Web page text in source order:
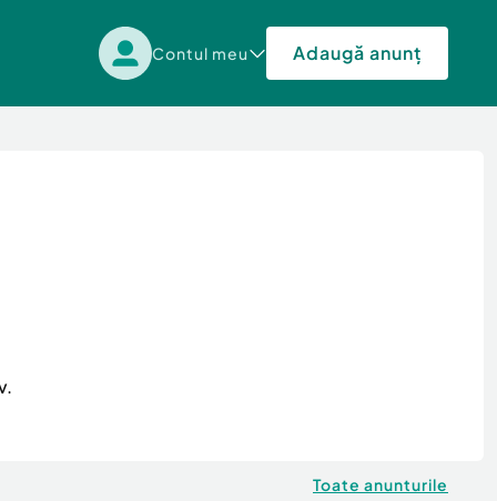
Contul meu Adaugă anunț
Toate anunturile